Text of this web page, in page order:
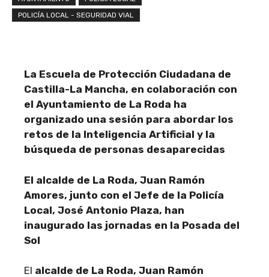
POLICÍA LOCAL - SEGURIDAD VIAL
La Escuela de Protección Ciudadana de
Castilla-La Mancha, en colaboración con
el Ayuntamiento de La Roda ha
organizado una sesión para abordar los
retos de la Inteligencia Artificial y la
búsqueda de personas desaparecidas
El alcalde de La Roda, Juan Ramón
Amores, junto con el Jefe de la Policía
Local, José Antonio Plaza, han
inaugurado las jornadas en la Posada del
Sol
El alcalde de La Roda, Juan Ramón